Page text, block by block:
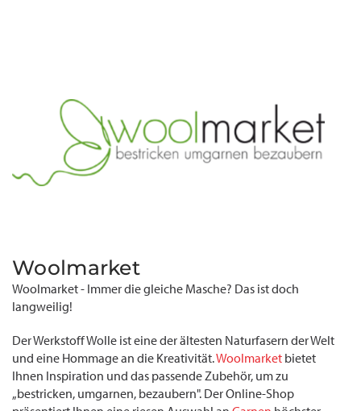
Woolmarket
Woolmarket - Immer die gleiche Masche? Das ist doch
langweilig!
Der Werkstoff Wolle ist eine der ältesten Naturfasern der Welt
und eine Hommage an die Kreativität.Woolmarket bietet
Ihnen Inspiration und das passende Zubehör, um zu
„bestricken, umgarnen, bezaubern". Der Online-Shop